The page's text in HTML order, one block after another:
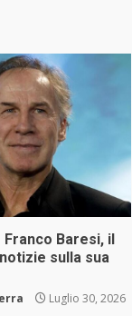
Baresi, il
sulla sua
Luglio 30, 2026